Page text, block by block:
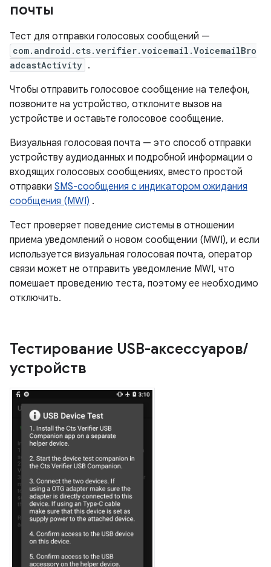
почты
Тест для отправки голосовых сообщений —
com.android.cts.verifier.voicemail.VoicemailBro
adcastActivity .
Чтобы отправить голосовое сообщение на телефон,
позвоните на устройство, отклоните вызов на
устройстве и оставьте голосовое сообщение.
Визуальная голосовая почта — это способ отправки
устройству аудиоданных и подробной информации о
входящих голосовых сообщениях, вместо простой
отправки SMS-сообщения с индикатором ожидания
сообщения (MWI) .
Тест проверяет поведение системы в отношении
приема уведомлений о новом сообщении (MWI), и если
используется визуальная голосовая почта, оператор
связи может не отправить уведомление MWI, что
помешает проведению теста, поэтому ее необходимо
отключить.
Тестирование USB-аксессуаров/
устройств